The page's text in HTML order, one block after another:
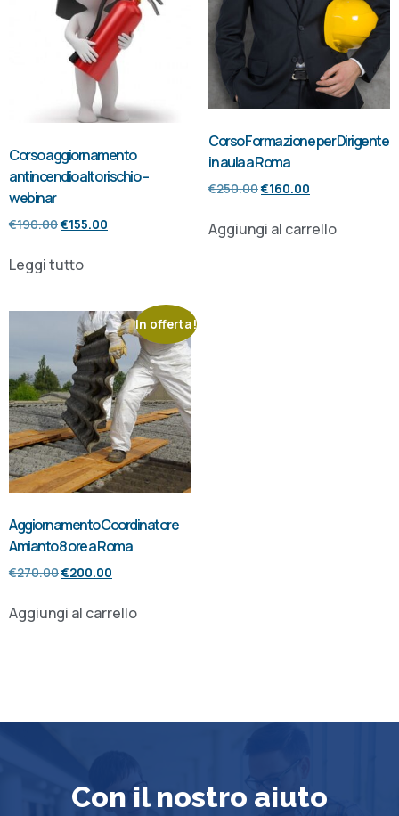
Corso aggiornamento
antincendio alto rischio –
webinar
€190.00€155.00
Leggi tutto
Corso Formazione per Dirigente
in aula a Roma
€250.00€160.00
Aggiungi al carrello
In offerta!
Aggiornamento Coordinatore
Amianto 8 ore a Roma
€270.00€200.00
Aggiungi al carrello
Con il nostro aiuto